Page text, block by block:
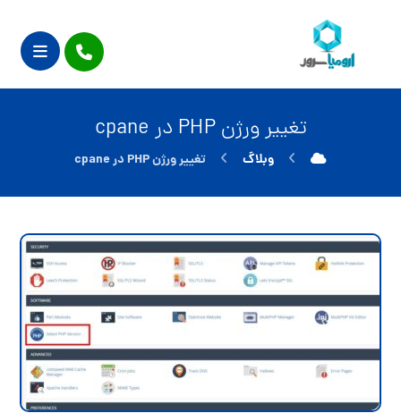
تغییر ورژن PHP در cpane
وبلاگ تغییر ورژن PHP در cpane